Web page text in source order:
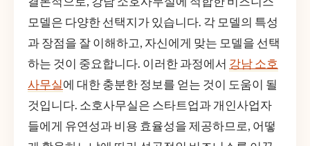
모델은 다양한 선택지가 있습니다. 각 모델의 특성
과 장점을 잘 이해하고, 자신에게 맞는 모델을 선택
하는 것이 중요합니다. 이러한 과정에서 강남 소호
사무실에 대한 충분한 정보를 얻는 것이 도움이 될
것입니다. 소호사무실은 스타트업과 개인사업자
들에게 유연성과 비용 효율성을 제공하므로, 어떻